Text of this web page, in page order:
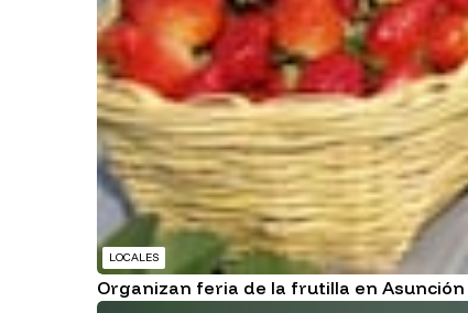
LOCALES
Organizan feria de la frutilla en Asunción